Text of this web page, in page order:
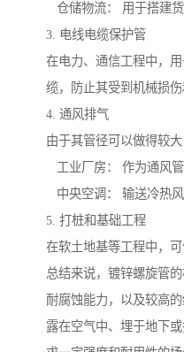
仓储物流： 用于搭建货
3. 电线电缆保护管
在电力、通信工程中，
缆，防止其受到机械损伤
4. 通风排气
由于其管径可以做得较大
工业厂房： 作为通风管
中央空调： 输送冷热风
5. 打桩和基础工程
在软土地基等工程中，
总结来说，镀锌螺旋管
耐腐蚀能力，以及较高
露在空气中、埋于地下